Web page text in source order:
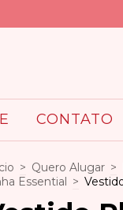
CONTATO
> Quero Alugar >
Essential >